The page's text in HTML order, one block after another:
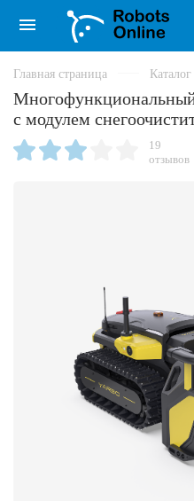
Главная страница Каталог
с модулем
19
отзывов